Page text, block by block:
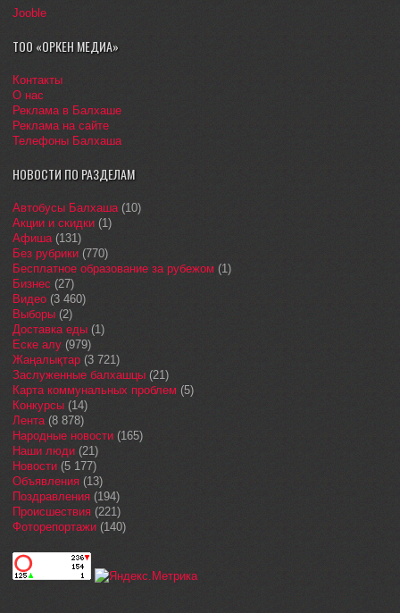
Jooble
ТОО «ОРКЕН МЕДИА»
Контакты
О нас
Реклама в Балхаше
Реклама на сайте
Телефоны Балхаша
НОВОСТИ ПО РАЗДЕЛАМ
Автобусы Балхаша(10)
Акции и скидки (1)
Афиша(131)
Без рубрики (770)
Бесплатное образование за рубежом (1)
Бизнес (27)
Видео (3 460)
Выборы (2)
Доставка еды (1)
Еске алу (979)
Жаңалықтар (3 721)
Заслуженные балхашцы (21)
Карта коммунальных проблем (5)
Конкурсы (14)
Лента(8 878)
Народные новости (165)
Наши люди (21)
Новости (5 177)
Объявления (13)
Поздравления (194)
Происшествия (221)
Фоторепортажи (140)